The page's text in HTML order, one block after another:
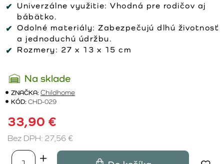
Univerzálne využitie: Vhodná pre rodičov aj
bábätko.
Odolné materiály: Zabezpečujú dlhú životnosť
a jednoduchú údržbu.
Rozmery: 27 x 13 x 15 cm
Na sklade
ZNAČKA:Childhome
KÓD:CHD-029
33,90 €
Bez DPH: 27,56 €